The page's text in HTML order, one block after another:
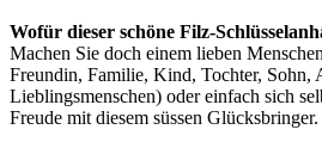
Wofür dieser schöne Filz-
Machen Sie doch einem lieben
Freundin, Familie, Kind, Tochter, Sohn,
Lieblingsmenschen) oder einfach sich
Freude mit diesem süssen Glücksbringer.